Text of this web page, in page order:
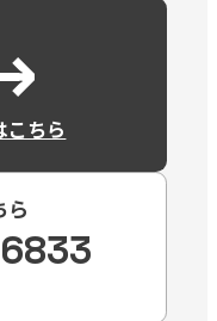
こちら
ら